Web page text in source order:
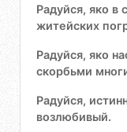
Радуйся, яко в
житейских
Радуйся, яко
скорбьми
Радуйся,
возлюбивый.